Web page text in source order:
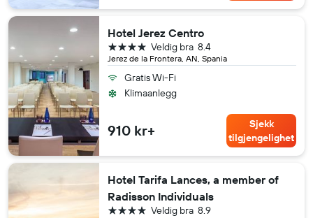
Hotel Jerez Centro
Jerez de la Frontera, AN, Spania
8.4
Veldig bra
4 stjerner
Gratis Wi-Fi
Klimaanlegg
910 kr+
Sjekk
tilgjengelighet
Hotel Tarifa Lances, a member of
Radisson Individuals
8.9
Veldig bra
4 stjerner